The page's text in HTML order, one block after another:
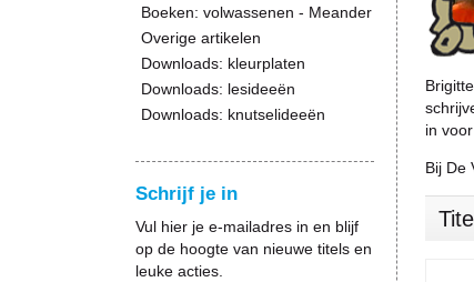
in
Bij De
Boeken: volwassenen - Meander
Overige artikelen
Downloads: kleurplaten
Downloads: lesideeën
Downloads: knutselideeën
Schrijf je in
Vul hier je e-mailadres in en blijf
op de hoogte van nieuwe titels en
leuke acties.